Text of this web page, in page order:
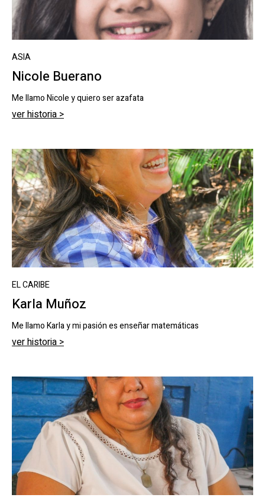
ASIA
Nicole Buerano
Me llamo Nicole y quiero ser azafata
ver historia >
EL CARIBE
Karla Muñoz
Me llamo Karla y mi pasión es enseñar matemáticas
ver historia >